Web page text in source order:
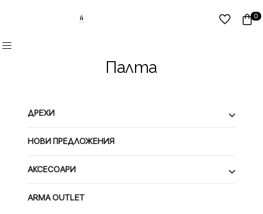
0
Палта
ДРЕХИ
НОВИ ПРЕДЛОЖЕНИЯ
АКСЕСОАРИ
ARMA OUTLET